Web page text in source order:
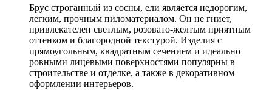
Брус строганный из сосны, ели является недорогим,
легким, прочным пиломатериалом. Он не гниет,
привлекателен светлым, розовато-желтым приятным
оттенком и благородной текстурой. Изделия с
прямоугольным, квадратным сечением и идеально
ровными лицевыми поверхностями популярны в
строительстве и отделке, а также в декоративном
оформлении интерьеров.